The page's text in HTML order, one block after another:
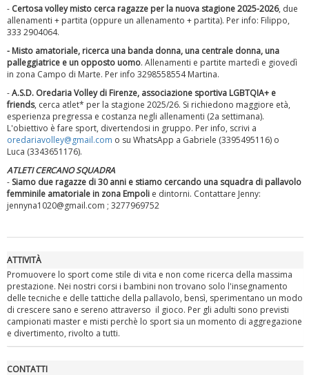
La formazione Uisp rallenta ma prosegue anche in estate
- Certosa volley misto cerca ragazze per la nuova stagione 2025-2026, due
allenamenti + partita (oppure un allenamento + partita). Per info: Filippo,
333 2904064.
- Misto amatoriale, ricerca una banda donna, una centrale donna, una
palleggiatrice e un opposto uomo. Allenamenti e partite martedì e giovedì
in zona Campo di Marte. Per info 3298558554 Martina.
-A.S.D. Oredaria Volley di Firenze, associazione sportiva LGBTQIA+ e
friends, cerca atlet* per la stagione 2025/26. Si richiedono maggiore età,
esperienza pregressa e costanza negli allenamenti (2a settimana).
L'obiettivo è fare sport, divertendosi in gruppo. Per info, scrivi a
oredariavolley@gmail.com o su WhatsApp a Gabriele (3395495116) o
Luca (3343651176).
ATLETI CERCANO SQUADRA
- Siamo due ragazze di 30 anni e stiamo cercando una squadra di pallavolo
femminile amatoriale in zona Empoli e dintorni. Contattare Jenny:
jennyna1020@gmail.com ; 3277969752
ATTIVITÀ
Promuovere lo sport come stile di vita e non come ricerca della massima
prestazione. Nei nostri corsi i bambini non trovano solo l'insegnamento
delle tecniche e delle tattiche della pallavolo, bensì, sperimentano un modo
di crescere sano e sereno attraverso il gioco. Per gli adulti sono previsti
campionati master e misti perchè lo sport sia un momento di aggregazione
e divertimento, rivolto a tutti.
CONTATTI